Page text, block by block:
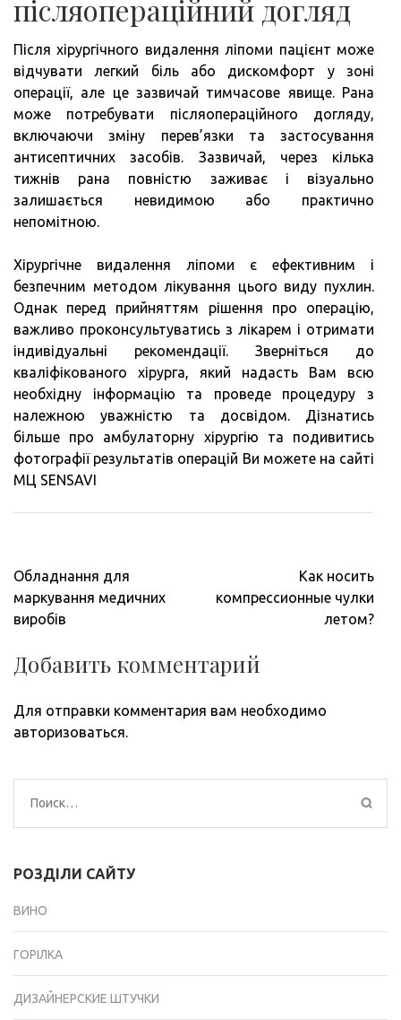
післяопераційний догляд
Після хірургічного видалення ліпоми пацієнт може
відчувати легкий біль або дискомфорт у зоні
операції, але це зазвичай тимчасове явище. Рана
може потребувати післяопераційного догляду,
включаючи зміну перев’язки та застосування
антисептичних засобів. Зазвичай, через кілька
тижнів рана повністю заживає і візуально
залишається невидимою або практично
непомітною.
Хірургічне видалення ліпоми є ефективним і
безпечним методом лікування цього виду пухлин.
Однак перед прийняттям рішення про операцію,
важливо проконсультуватись з лікарем і отримати
індивідуальні рекомендації. Зверніться до
кваліфікованого хірурга, який надасть Вам всю
необхідну інформацію та проведе процедуру з
належною уважністю та досвідом. Дізнатись
більше про амбулаторну хірургію та подивитись
фотографії результатів операцій Ви можете на сайті
МЦ SENSAVI
Навигация
по
записям
Обладнання для
маркування медичних
виробів
Как носить
компрессионные чулки
летом?
Добавить комментарий
Для отправки комментария вам необходимо
авторизоваться.
Найти:
РОЗДІЛИ САЙТУ
ВИНО
ГОРІЛКА
ДИЗАЙНЕРСКИЕ ШТУЧКИ